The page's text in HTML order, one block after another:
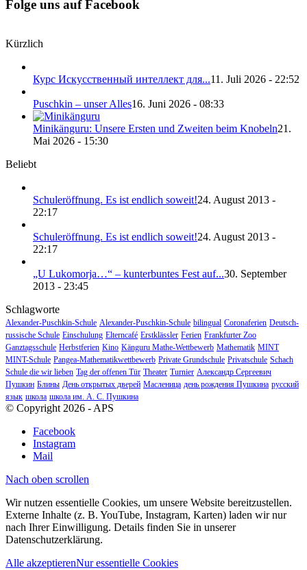
Folge uns auf Facebook
Kürzlich
Курс Искусственный интеллект для...11. Juli 2026 - 22:52
Puschkin – unser Alles16. Juni 2026 - 08:33
Minikänguru: Unsere Ersten und Zweiten beim Knobeln21.
Mai 2026 - 15:30
Beliebt
Schuleröffnung. Es ist endlich soweit!24. August 2013 -
22:17
Schuleröffnung. Es ist endlich soweit!24. August 2013 -
22:17
„U Lukomorja…“ – kunterbuntes Fest auf...30. September
2013 - 23:45
Schlagworte
Alexander-Puschkin-Schule Alexander-Puschkin-Schule bilingual Coronaferien Deutsch-
russische Schule Einschulung Elterncafé Erstklässler Ferien Frankfurter Zoo
Ganztagsschule Herbstferien Kino Känguru Mathe-Wettbewerb Mathematik MINT
MINT-Schule Pangea-Mathematikwettbewerb Private Grundschule Privatschule Schach
Schule die wir lieben Tag der offenen Tür Theater Turnier Александр Сергеевич
Пушкин Блины День открытых дверей Масленица день рождения Пушкина русский
язык школа школа им. А. С. Пушкина
© Copyright 2026 - APS
Facebook
Instagram
Mail
Nach oben scrollen
Wir nutzen essentielle Cookies, um unsere Website bereitzustellen.
Externe Inhalte (z. B. YouTube, Instagram, Karten) laden wir nur
nach Ihrer Einwilligung. Details finden Sie in unserer
Datenschutzerklärung.
Alle akzeptierenNur essentielle Cookies